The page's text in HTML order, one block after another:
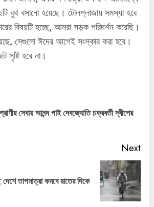
বুথ বসানো হয়েছে। টোলপ্লাজায় সমস্যা হবে
বিষয়টি হচ্ছে, আমরা সড়ক পরিদর্শন করেছি।
সেগুলো ঈদের আগেই সংস্কার করা হবে।
হবে না।
সেবায় আনন্দ পাই দেবজ্যোতি চক্রবর্তী দ্বীপের
Next
দেশে তাপমাত্রা কমবে রাতের দিকে